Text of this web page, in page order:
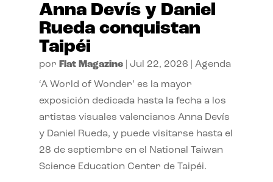
Anna Devís y Daniel
Rueda conquistan
Taipéi
por Flat Magazine| Jul 22, 2026 Agenda
‘A World of Wonder’ es la mayor
exposición dedicada hasta la fecha a los
artistas visuales valencianos Anna Devís
y Daniel Rueda, y puede visitarse hasta el
28 de septiembre en el National Taiwan
Science Education Center de Taipéi.